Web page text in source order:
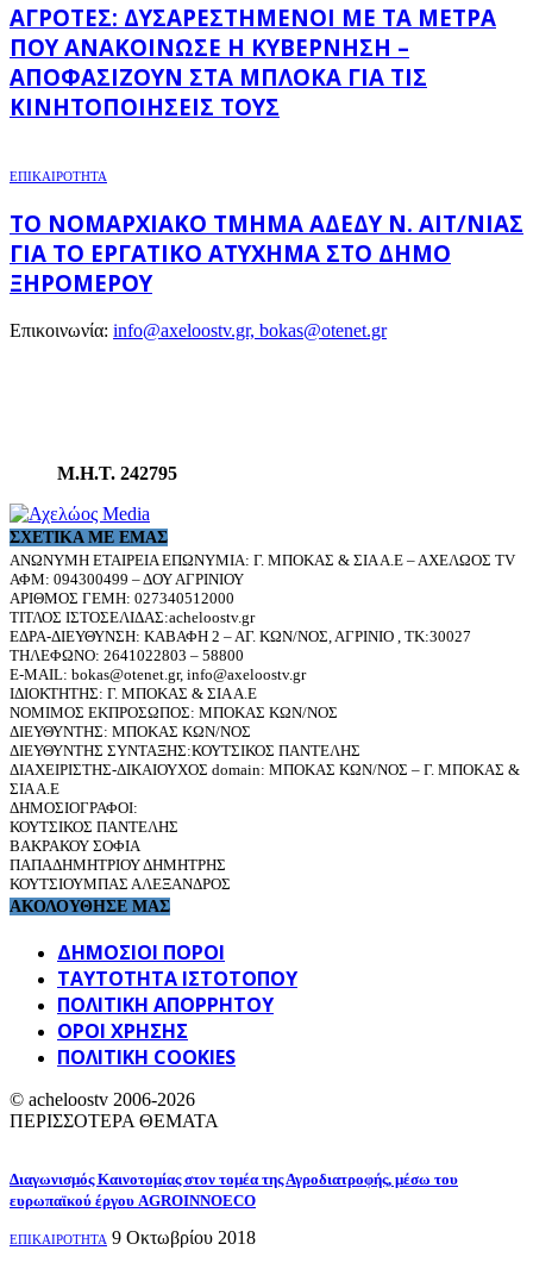
ΑΓΡΌΤΕΣ: ΔΥΣΑΡΕΣΤΗΜΈΝΟΙ ΜΕ ΤΑ ΜΈΤΡΑ
ΠΟΥ ΑΝΑΚΟΊΝΩΣΕ Η ΚΥΒΈΡΝΗΣΗ –
ΑΠΟΦΑΣΊΖΟΥΝ ΣΤΑ ΜΠΛΌΚΑ ΓΙΑ ΤΙΣ
ΚΙΝΗΤΟΠΟΙΉΣΕΙΣ ΤΟΥΣ
ΕΠΙΚΑΙΡΟΤΗΤΑ
ΤΟ ΝΟΜΑΡΧΙΑΚΌ ΤΜΉΜΑ ΑΔΕΔΥ Ν. ΑΙΤ/ΝΊΑΣ
ΓΙΑ ΤΟ ΕΡΓΑΤΙΚΌ ΑΤΎΧΗΜΑ ΣΤΟ ΔΉΜΟ
ΞΗΡΟΜΈΡΟΥ
Επικοινωνία: info@axeloostv.gr, bokas@otenet.gr
Μ.Η.Τ. 242795
ΣΧΕΤΙΚΆ ΜΕ ΕΜΆΣ
ΑΝΩΝΥΜΗ ΕΤΑΙΡΕΙΑ ΕΠΩΝΥΜΙΑ: Γ. ΜΠΟΚΑΣ & ΣΙΑ Α.Ε – ΑΧΕΛΩΟΣ TV
ΑΦΜ: 094300499 – ΔΟΥ ΑΓΡΙΝΙΟΥ
ΑΡΙΘΜΟΣ ΓΕΜΗ: 027340512000
ΤΙΤΛΟΣ ΙΣΤΟΣΕΛΙΔΑΣ:acheloostv.gr
ΕΔΡΑ-ΔΙΕΥΘΥΝΣΗ: ΚΑΒΑΦΗ 2 – ΑΓ. ΚΩΝ/ΝΟΣ, ΑΓΡΙΝΙΟ , ΤΚ:30027
ΤΗΛΕΦΩΝΟ: 2641022803 – 58800
E-MAIL: bokas@otenet.gr, info@axeloostv.gr
ΙΔΙΟΚΤΗΤΗΣ: Γ. ΜΠΟΚΑΣ & ΣΙΑ Α.Ε
ΝΟΜΙΜΟΣ ΕΚΠΡΟΣΩΠΟΣ: ΜΠΟΚΑΣ ΚΩΝ/ΝΟΣ
ΔΙΕΥΘΥΝΤΗΣ: ΜΠΟΚΑΣ ΚΩΝ/ΝΟΣ
ΔΙΕΥΘΥΝΤΗΣ ΣΥΝΤΑΞΗΣ:ΚΟΥΤΣΙΚΟΣ ΠΑΝΤΕΛΗΣ
ΔΙΑΧΕΙΡΙΣΤΗΣ-ΔΙΚΑΙΟΥΧΟΣ domain: ΜΠΟΚΑΣ ΚΩΝ/ΝΟΣ – Γ. ΜΠΟΚΑΣ &
ΣΙΑ Α.Ε
ΔΗΜΟΣΙΟΓΡΑΦΟΙ:
ΚΟΥΤΣΙΚΟΣ ΠΑΝΤΕΛΗΣ
ΒΑΚΡΑΚΟΥ ΣΟΦΙΑ
ΠΑΠΑΔΗΜΗΤΡΙΟΥ ΔΗΜΗΤΡΗΣ
ΚΟΥΤΣΙΟΥΜΠΑΣ ΑΛΕΞΑΝΔΡΟΣ
ΑΚΟΛΟΥΘΗΣΕ ΜΑΣ
ΔΗΜΟΣΙΟΙ ΠΟΡΟΙ
ΤΑΥΤΌΤΗΤΑ ΙΣΤΌΤΟΠΟΥ
ΠΟΛΙΤΙΚΉ ΑΠΟΡΡΉΤΟΥ
ΌΡΟΙ ΧΡΉΣΗΣ
ΠΟΛΙΤΙΚΗ COOKIES
© acheloostv 2006-2026
ΠΕΡΙΣΣΟΤΕΡΑ ΘΕΜΑΤΑ
Διαγωνισμός Καινοτομίας στον τομέα της Αγροδιατροφής, μέσω του
ευρωπαϊκού έργου AGROINNOECO
ΕΠΙΚΑΙΡΟΤΗΤΑ 9 Οκτωβρίου 2018